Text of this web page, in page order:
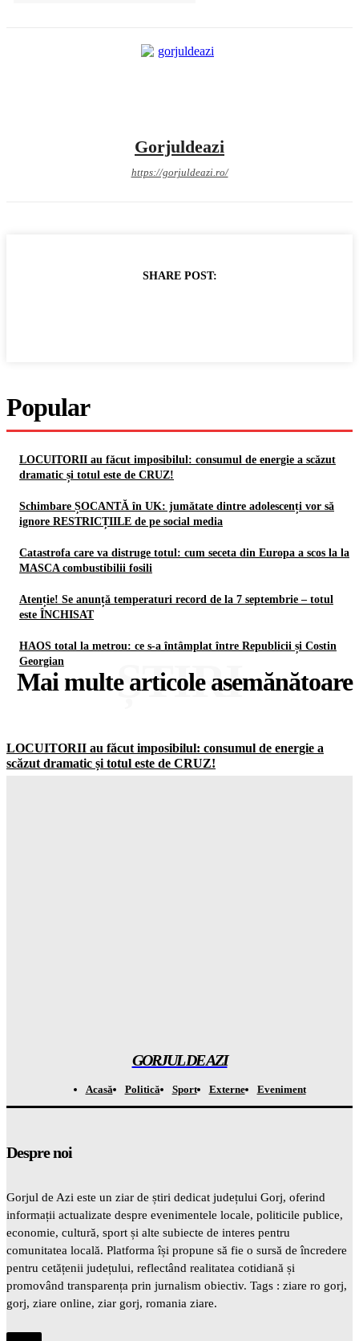
Gorjuldeazi
https://gorjuldeazi.ro/
SHARE POST:
Popular
LOCUITORII au făcut imposibilul: consumul de energie a scăzut
dramatic și totul este de CRUZ!
Schimbare ȘOCANTĂ în UK: jumătate dintre adolescenți vor să
ignore RESTRICȚIILE de pe social media
Catastrofa care va distruge totul: cum seceta din Europa a scos la la
MASCA combustibilii fosili
Atenție! Se anunță temperaturi record de la 7 septembrie – totul
este ÎNCHISAT
HAOS total la metrou: ce s-a întâmplat între Republicii și Costin
Georgian
Mai multe articole asemănătoare
ȘTIRI
LOCUITORII au făcut imposibilul: consumul de energie a
scăzut dramatic și totul este de CRUZ!
GORJUL DE AZI
Acasă Politică Sport Externe Eveniment
Despre noi
Gorjul de Azi este un ziar de știri dedicat județului Gorj, oferind
informații actualizate despre evenimentele locale, politicile publice,
economie, cultură, sport și alte subiecte de interes pentru
comunitatea locală. Platforma își propune să fie o sursă de încredere
pentru cetățenii județului, reflectând realitatea cotidiană și
promovând transparența prin jurnalism obiectiv. Tags : ziare ro gorj,
gorj, ziare online, ziar gorj, romania ziare.